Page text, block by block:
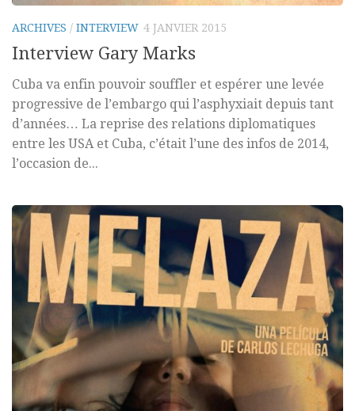
ARCHIVES / INTERVIEW 4 JANVIER 2015
Interview Gary Marks
Cuba va enfin pouvoir souffler et espérer une levée
progressive de l’embargo qui l’asphyxiait depuis tant
d’années… La reprise des relations diplomatiques
entre les USA et Cuba, c’était l’une des infos de 2014,
l’occasion de...